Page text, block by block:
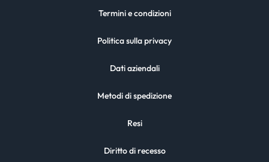
Termini e condizioni
Politica sulla privacy
Dati aziendali
Metodi di spedizione
Resi
Diritto di recesso